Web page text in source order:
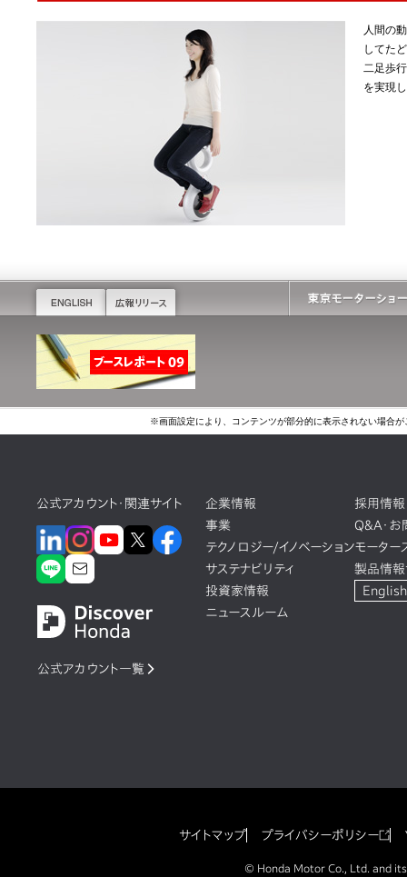
人間の
してた
二足歩
を実現
※画面設定により、コンテンツが部分的に表示されない場合
公式アカウント・関連サイト
公式アカウント一覧
企業情報
事業
テクノロジー/イノベーション
サステナビリティ
投資家情報
ニュースルーム
採用情報
Q&A・
モーター
製品情報
English
サイトマップ プライバシーポリシー
© Honda Motor Co., Ltd. and